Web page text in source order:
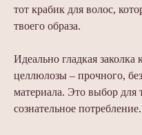
тот крабик для волос,
твоего образа.
Идеально гладкая заколка
целлюлозы – прочного,
материала. Это выбор для
сознательное потребление.